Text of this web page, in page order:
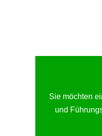
Sie möchten
und